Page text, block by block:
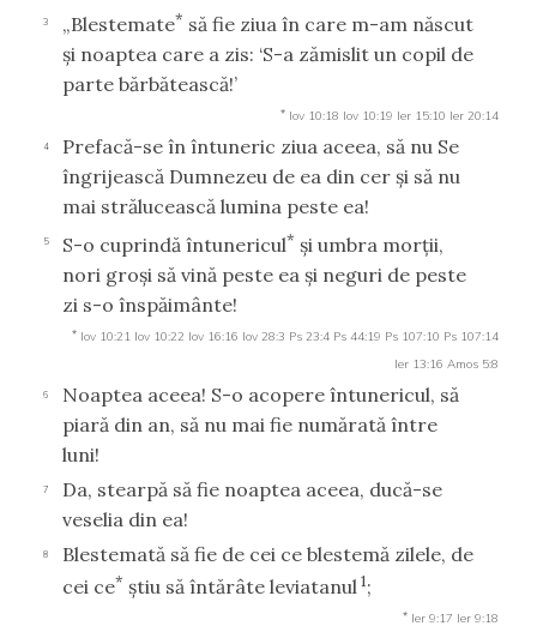
3 „Blestemate* să fie ziua în care m-am născut
şi noaptea care a zis: ‘S-a zămislit un copil de
parte bărbătească!’
* Iov 10:18 Iov 10:19 Ier 15:10 Ier 20:14
4
Prefacă-se în întuneric ziua aceea, să nu Se
îngrijească Dumnezeu de ea din cer şi să nu
mai strălucească lumina peste ea!
5 S-o cuprindă întunericul* şi umbra morţii,
nori groşi să vină peste ea şi neguri de peste
zi s-o înspăimânte!
* Iov 10:21 Iov 10:22 Iov 16:16 Iov 28:3 Ps 23:4 Ps 44:19 Ps 107:10 Ps 107:14
Ier 13:16 Amos 5:8
6
Noaptea aceea! S-o acopere întunericul, să
piară din an, să nu mai fie numărată între
luni!
7
Da, stearpă să fie noaptea aceea, ducă-se
veselia din ea!
8
Blestemată să fie de cei ce blestemă zilele, de
cei ce* ştiu să întărâte leviatanul 1;
* Ier 9:17 Ier 9:18